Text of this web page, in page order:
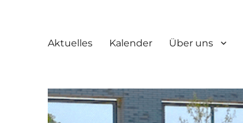
Aktuelles Kalender Über uns